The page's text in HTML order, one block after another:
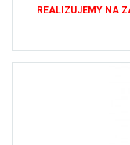
REALIZUJEMY NA